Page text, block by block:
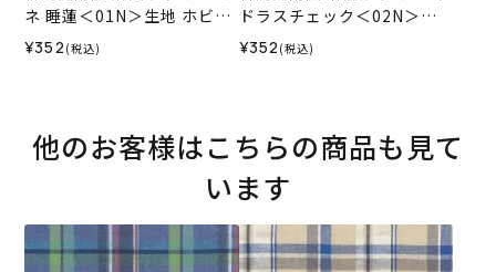
ネ 睡蓮＜01N＞生地 ホビー
ラホビーレデザインコレク
ション
¥352 (税込)
ドラスチェック＜02N＞生
地 ホビーラホビーレデザイ
ンコレクション
¥352 (税込)
他のお客様はこちらの商品も見て
います